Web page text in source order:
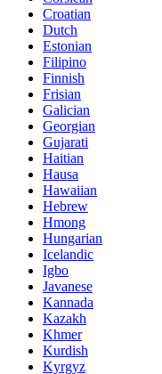
Croatian
Dutch
Estonian
Filipino
Finnish
Frisian
Galician
Georgian
Gujarati
Haitian
Hausa
Hawaiian
Hebrew
Hmong
Hungarian
Icelandic
Igbo
Javanese
Kannada
Kazakh
Khmer
Kurdish
Kyrgyz